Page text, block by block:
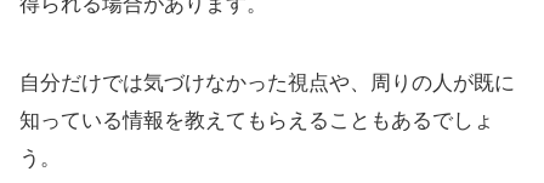
自分だけでは気づけなかった視点や、周りの人が既に
知っている情報を教えてもらえることもあるでしょ
う。